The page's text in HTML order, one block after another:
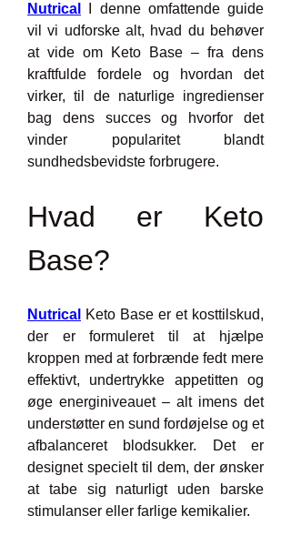
Nutrical
I denne omfattende guide
vil vi udforske alt, hvad du behøver
at vide om Keto Base – fra dens
kraftfulde fordele og hvordan det
virker, til de naturlige ingredienser
bag dens succes og hvorfor det
vinder popularitet blandt
sundhedsbevidste forbrugere.
Hvad er Keto
Base?
Nutrical
Keto Base er et kosttilskud,
der er formuleret til at hjælpe
kroppen med at forbrænde fedt mere
effektivt, undertrykke appetitten og
øge energiniveauet – alt imens det
understøtter en sund fordøjelse og et
afbalanceret blodsukker. Det er
designet specielt til dem, der ønsker
at tabe sig naturligt uden barske
stimulanser eller farlige kemikalier.